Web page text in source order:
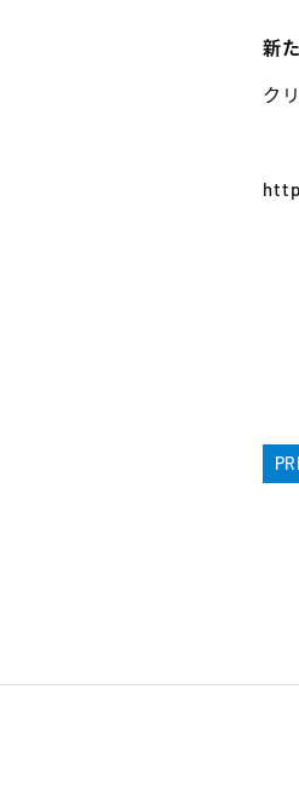
新
ク